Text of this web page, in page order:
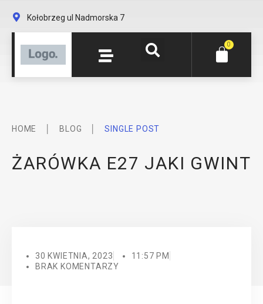
Kołobrzeg ul Nadmorska 7
0
HOME BLOG SINGLE POST
ŻARÓWKA E27 JAKI GWINT
30 KWIETNIA, 2023
11:57 PM
BRAK KOMENTARZY